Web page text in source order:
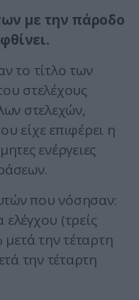
με την πάροδο
το τίτλο των
στελέχους
στελεχών,
είχε επιφέρει η
ενέργειες
που νόσησαν:
(τρείς
την τέταρτη
την τέταρτη